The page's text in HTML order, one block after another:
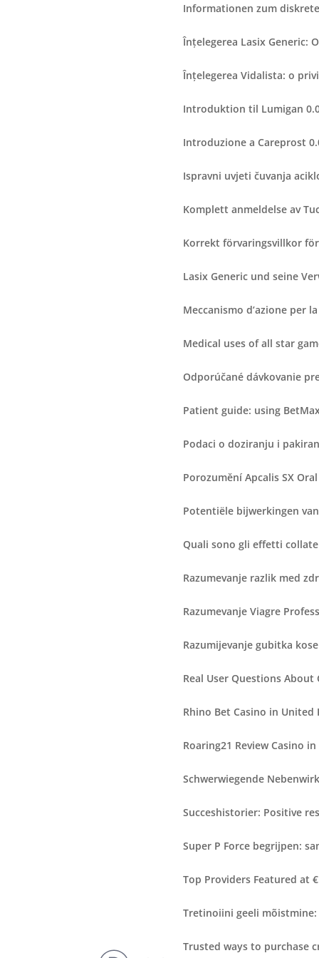
Informationen zum
Înțelegerea Lasix Generic:
Înțelegerea Vidalista: o
Introduktion til Lumigan
Introduzione a Careprost
Ispravni uvjeti čuvanja
Komplett anmeldelse av
Korrekt förvaringsvillkor
Lasix Generic und seine
Meccanismo d’azione per
Medical uses of all star
Odporúčané dávkovanie
Patient guide: using
Podaci o doziranju i
Porozumění Apcalis SX
Potentiële bijwerkingen
Quali sono gli effetti
Razumevanje razlik med
Razumevanje Viagre
Razumijevanje gubitka
Real User Questions
Rhino Bet Casino in
Roaring21 Review Casino
Schwerwiegende
Succeshistorier: Positive
Super P Force begrijpen:
Top Providers Featured at
Tretinoiini geeli
Trusted ways to purchase